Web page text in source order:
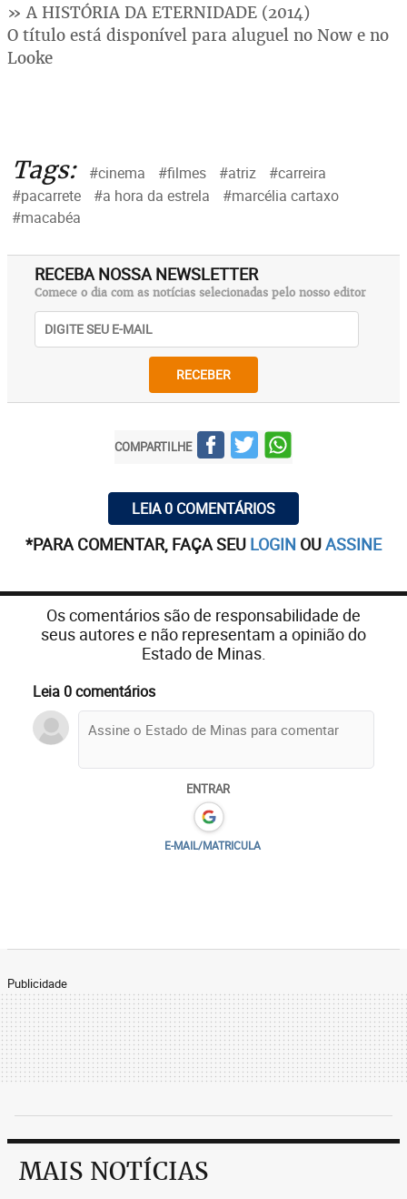
» A HISTÓRIA DA ETERNIDADE (2014)
O título está disponível para aluguel no Now e no
Looke
Tags: #cinema #filmes #atriz
#carreira
#pacarrete
#a hora da estrela
#marcélia cartaxo
#macabéa
RECEBA NOSSA NEWSLETTER
Comece o dia com as notícias selecionadas pelo nosso editor
RECEBER
COMPARTILHE
LEIA 0 COMENTÁRIOS
*PARA COMENTAR, FAÇA SEU LOGIN OUASSINE
Os comentários são de responsabilidade de
seus autores e não representam a opinião do
Estado de Minas.
Leia 0 comentários
ENTRAR
E-MAIL/MATRICULA
Publicidade
MAIS NOTÍCIAS